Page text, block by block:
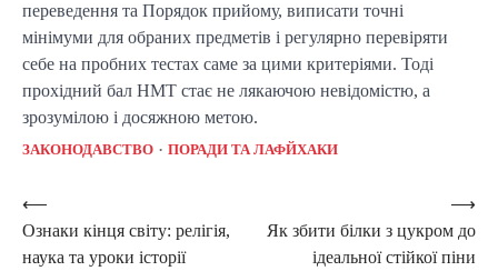
переведення та Порядок прийому, виписати точні
мінімуми для обраних предметів і регулярно перевіряти
себе на пробних тестах саме за цими критеріями. Тоді
прохідний бал НМТ стає не лякаючою невідомістю, а
зрозумілою і досяжною метою.
ЗАКОНОДАВСТВО ПОРАДИ ТА ЛАФЙХАКИ
Post
navigation
⟵
Ознаки кінця світу: релігія,
наука та уроки історії
Як збити білки з цукром до
ідеальної стійкої піни
⟶